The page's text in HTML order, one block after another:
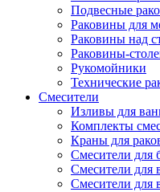
Подвесные
Раковины для
Раковины над
Раковины-
Рукомойники
Технические
Смесители
Изливы для
Комплекты
Краны для
Смесители для
Смесители для
Смесители для